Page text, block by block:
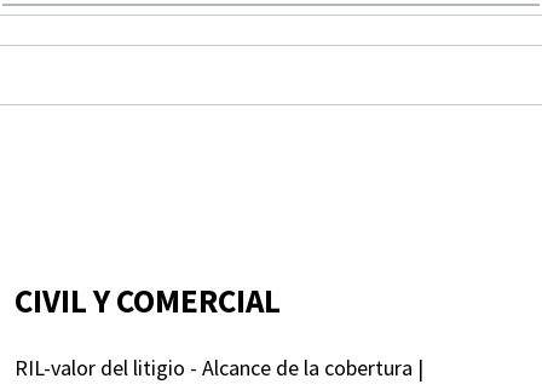
CIVIL Y COMERCIAL
RIL-valor del litigio - Alcance de la cobertura |